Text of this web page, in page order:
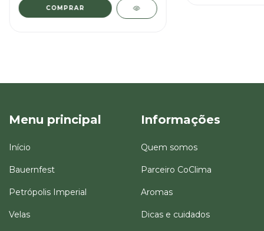
Menu principal
Início
Bauernfest
Petrópolis Imperial
Velas
Informações
Quem somos
Parceiro CoClima
Aromas
Dicas e cuidados